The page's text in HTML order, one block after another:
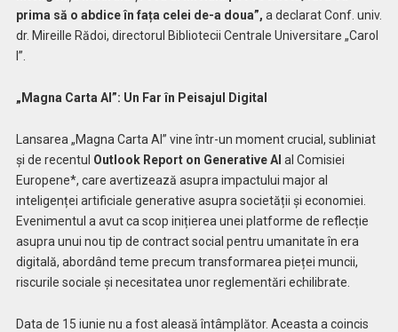
prima să o abdice în fața celei de-a doua”, a declarat Conf. univ.
dr. Mireille Rădoi, directorul Bibliotecii Centrale Universitare „Carol
I”.
„Magna Carta AI”: Un Far în Peisajul Digital
Lansarea „Magna Carta AI” vine într-un moment crucial, subliniat
și de recentul Outlook Report on Generative AI al Comisiei
Europene*, care avertizează asupra impactului major al
inteligenței artificiale generative asupra societății și economiei.
Evenimentul a avut ca scop inițierea unei platforme de reflecție
asupra unui nou tip de contract social pentru umanitate în era
digitală, abordând teme precum transformarea pieței muncii,
riscurile sociale și necesitatea unor reglementări echilibrate.
Data de 15 iunie nu a fost aleasă întâmplător. Aceasta a coincis